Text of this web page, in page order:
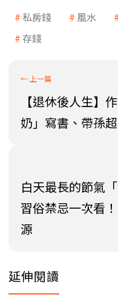
私房錢 風水
存錢
【退休後人生】
奶」寫書、帶孫
白天最長的節氣
習俗禁忌一次看
源
延伸閱讀